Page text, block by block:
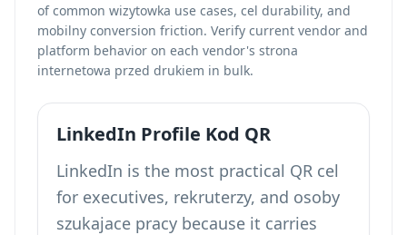
of common wizytowka use cases, cel durability, and
mobilny conversion friction. Verify current vendor and
platform behavior on each vendor's strona
internetowa przed drukiem in bulk.
LinkedIn Profile Kod QR
LinkedIn is the most practical QR cel
for executives, rekruterzy, and osoby
szukajace pracy because it carries